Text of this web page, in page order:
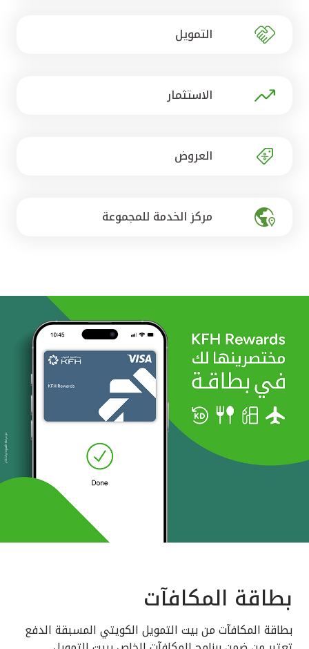
مصر
التمويل
الاستثمار
العروض
مركز الخدمة للمجموعة
بطاقة المكافآت
بطاقة المكافآت من بيت التمويل الكويتي المسبقة الدفع